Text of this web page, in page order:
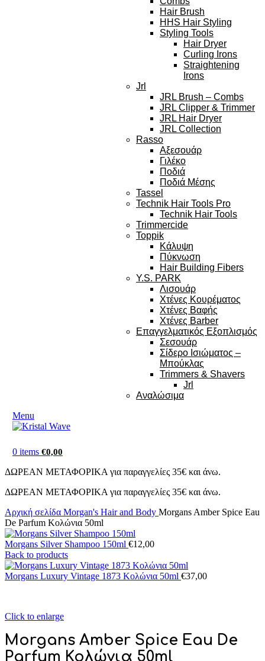
Hair Brush
HHS Hair Styling
Styling Tools
Hair Dryer
Curling Irons
Straightening
Irons
Jrl
JRL Brush – Combs
JRL Clipper & Trimmer
JRL Hair Dryer
JRL Collection
Rasso
Αξεσουάρ
Γιλέκο
Ποδιά
Ποδιά Μέσης
Tassel
Technik Hair Tools Pro
Technik Hair Tools
Trimmercide
Toppik
Κάλυψη
Πύκνωση
Hair Building Fibers
Y.S. PARK
Λισουάρ
Χτένες Κουρέματος
Χτένες Βαφής
Χτένες Barber
Επαγγελματικός Εξοπλισμός
Σεσουάρ
Σίδερο Ισιώματος –
Μπούκλας
Trimmers & Shavers
Jrl
Αναλώσιμα
Menu
0 items €0,00
ΔΩΡΕΑΝ ΜΕΤΑΦΟΡΙΚΑ για παραγγελίες 35€ και άνω.
ΔΩΡΕΑΝ ΜΕΤΑΦΟΡΙΚΑ για παραγγελίες 35€ και άνω.
Αρχική σελίδα Morgan's Hair and Body Morgans Amber Spice Eau
De Parfum Κολώνια 50ml
Morgans Silver Shampoo 150ml €12,00
Back to products
Morgans Luxury Vintage 1873 Κολώνια 50ml €37,00
Click to enlarge
Morgans Amber Spice Eau De
Parfum Κολώνια 50ml